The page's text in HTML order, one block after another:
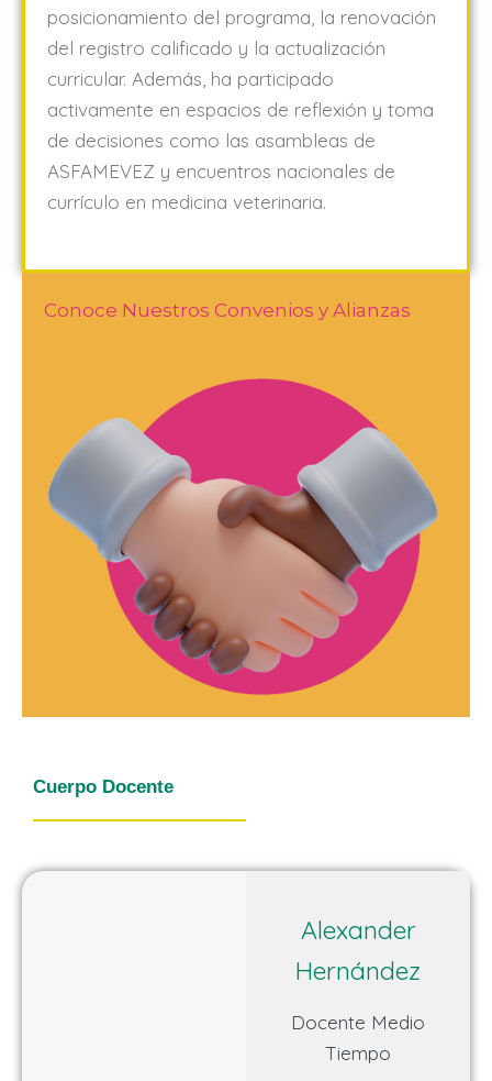
posicionamiento del programa, la renovación
del registro calificado y la actualización
curricular. Además, ha participado
activamente en espacios de reflexión y toma
de decisiones como las asambleas de
ASFAMEVEZ y encuentros nacionales de
currículo en medicina veterinaria.
Conoce Nuestros Convenios y Alianzas
Cuerpo Docente
Alexander
Hernández
Docente Medio
Tiempo